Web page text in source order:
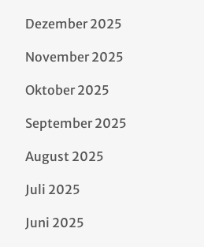
Dezember 2025
November 2025
Oktober 2025
September 2025
August 2025
Juli 2025
Juni 2025